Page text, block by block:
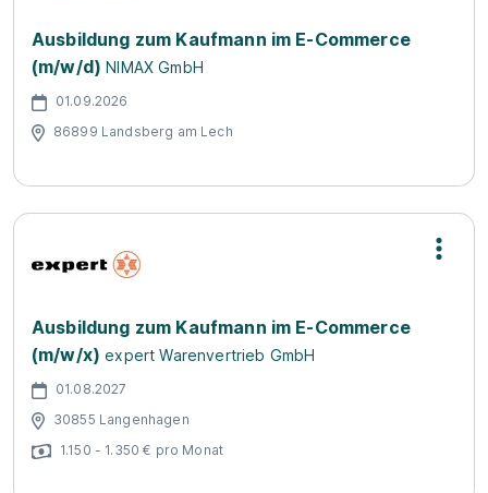
Ausbildung zum Kaufmann im E-Commerce
(m/w/d) NIMAX GmbH
01.09.2026
86899 Landsberg am Lech
Ausbildung zum Kaufmann im E-Commerce
(m/w/x) expert Warenvertrieb GmbH
01.08.2027
30855 Langenhagen
1.150 - 1.350 € pro Monat